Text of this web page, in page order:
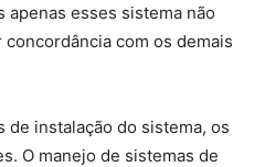
apenas esses sistema não
com os demais
de instalação do sistema, os
O manejo de sistemas de